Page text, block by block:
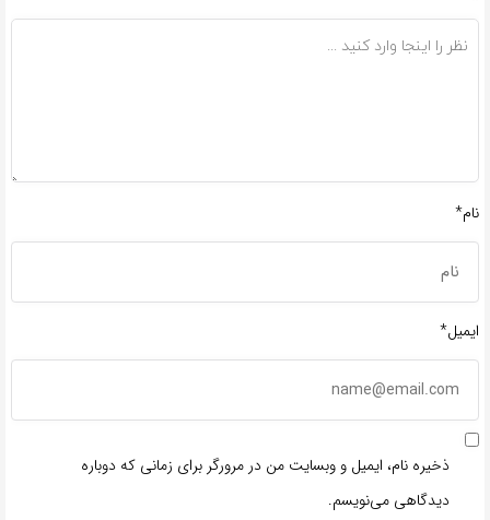
نام*
ایمیل*
ذخیره نام، ایمیل و وبسایت من در مرورگر برای زمانی که دوباره
دیدگاهی می‌نویسم.